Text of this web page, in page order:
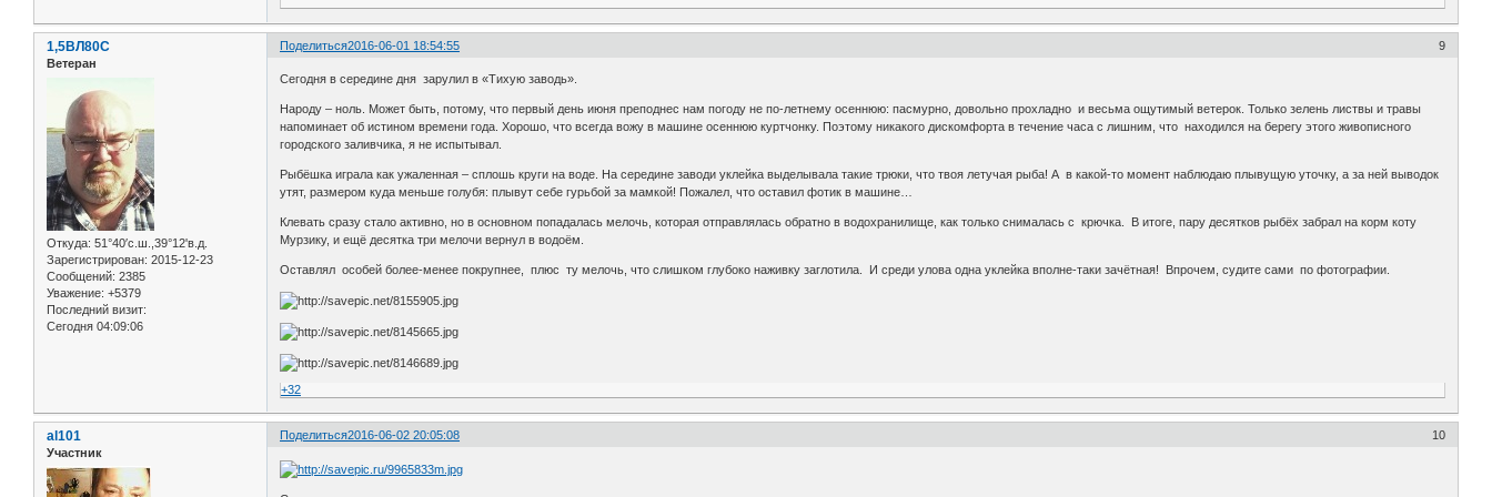
Поделиться 9
2016-06-01 18:54:55
1,5ВЛ80С
Ветеран
Откуда: 51°40′с.ш.,39°12'в.д.
Зарегистрирован: 2015-12-23
Сообщений: 2385
Уважение: +5379
Последний визит:
Сегодня 04:09:06
Сегодня в середине дня зарулил в «Тихую заводь».
Народу – ноль. Может быть, потому, что первый день июня преподнес нам погоду не по-летнему осеннюю: пасмурно, довольно прохладно и весьма ощутимый ветерок. Только зелень листвы и травы
напоминает об истином времени года. Хорошо, что всегда вожу в машине осеннюю куртчонку. Поэтому никакого дискомфорта в течение часа с лишним, что находился на берегу этого живописного
городского заливчика, я не испытывал.
Рыбёшка играла как ужаленная – сплошь круги на воде. На середине заводи уклейка выделывала такие трюки, что твоя летучая рыба! А в какой-то момент наблюдаю плывущую уточку, а за ней выводок
утят, размером куда меньше голубя: плывут себе гурьбой за мамкой! Пожалел, что оставил фотик в машине…
Клевать сразу стало активно, но в основном попадалась мелочь, которая отправлялась обратно в водохранилище, как только снималась с крючка. В итоге, пару десятков рыбёх забрал на корм коту
Мурзику, и ещё десятка три мелочи вернул в водоём.
Оставлял особей более-менее покрупнее, плюс ту мелочь, что слишком глубоко наживку заглотила. И среди улова одна уклейка вполне-таки зачётная! Впрочем, судите сами по фотографии.
+32
Поделиться 10
2016-06-02 20:05:08
al101
Участник